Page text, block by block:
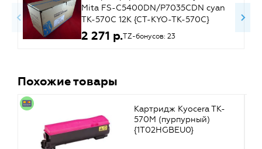
Mita FS-C5400DN/P7035CDN cyan
TK-570C 12K {CT-KYO-TK-570C}
2 271 р.TZ-бонусов: 23
Похожие товары
Картридж Kyocera TK-
570M (пурпурный)
{1T02HGBEU0}